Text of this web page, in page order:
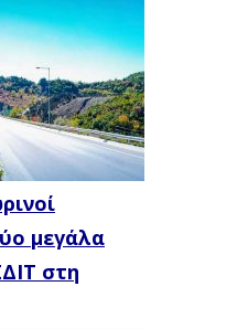
μεγάλα
στη